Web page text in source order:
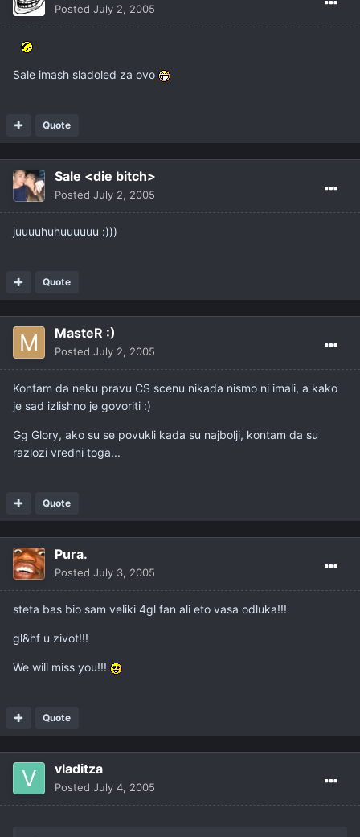
Posted July 2, 2005
Sale imash sladoled za ovo
Quote
Sale <die bitch>
Posted July 2, 2005
juuuuhuhuuuuuu :)))
Quote
MasteR :)
Posted July 2, 2005
Kontam da neku pravu CS scenu nikada nismo ni imali, a kako
je sad izlishno je govoriti :)
Gg Glory, ako su se povukli kada su najbolji, kontam da su
razlozi vredni toga...
Quote
Pura.
Posted July 3, 2005
steta bas bio sam veliki 4gl fan ali eto vasa odluka!!!
gl&hf u zivot!!!
We will miss you!!!
Quote
vladitza
Posted July 4, 2005